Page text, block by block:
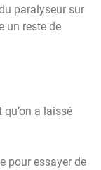
paralyseur sur
un reste de
a laissé
pour essayer de